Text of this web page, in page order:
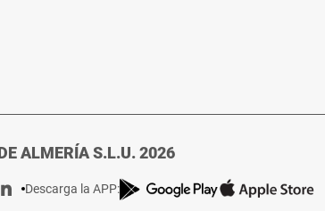
ALMERÍA S.L.U. 2026
Ir
Descarga la APP: